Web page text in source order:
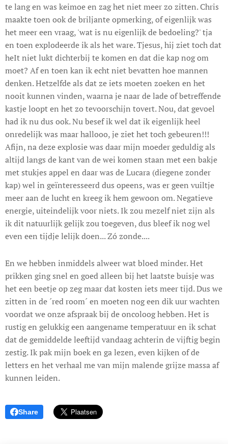
te lang en was keimoe en zag het niet meer zo zitten. Chris
maakte toen ook de briljante opmerking, of eigenlijk was
het meer een vraag, 'wat is nu eigenlijk de bedoeling?' tja
en toen explodeerde ik als het ware. Tjesus, hij ziet toch dat
heIt niet lukt dichterbij te komen en dat die kap nog om
moet? Af en toen kan ik echt niet bevatten hoe mannen
denken. Hetzelfde als dat ze iets moeten zoeken en het
nooit kunnen vinden, waarna je naar de lade of betreffende
kastje loopt en het zo tevoorschijn tovert. Nou, dat gevoel
had ik nu dus ook. Nu besef ik wel dat ik eigenlijk heel
onredelijk was maar hallooo, je ziet het toch gebeuren!!!
Afijn, na deze explosie was daar mijn moeder geduldig als
altijd langs de kant van de wei komen staan met een bakje
met stukjes appel en daar was de Lucara (diegene zonder
kap) wel in geïnteresseerd dus opeens, was er geen vuiltje
meer aan de lucht en kreeg ik hem gewoon om. Negatieve
energie, uiteindelijk voor niets. Ik zou mezelf niet zijn als
ik dit natuurlijk gelijk zou toegeven, dus bleef ik nog wel
even een tijdje lelijk doen... Zó zonde....
En we hebben inmiddels alweer wat bloed minder. Het
prikken ging snel en goed alleen bij het laatste buisje was
het een beetje op zeg maar dat kosten iets meer tijd. Dus we
zitten in de ´red room´ en moeten nog een dik uur wachten
voordat we onze afspraak bij de oncoloog hebben. Het is
rustig en gelukkig een aangename temperatuur en ik schat
dat de gemiddelde leeftijd vandaag achterin de vijftig begin
zestig. Ik pak mijn boek en ga lezen, even kijken of de
letters en het verhaal me van mijn malende grijze massa af
kunnen leiden.
Share